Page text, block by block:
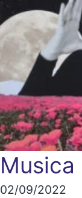
Musica
02/09/2022